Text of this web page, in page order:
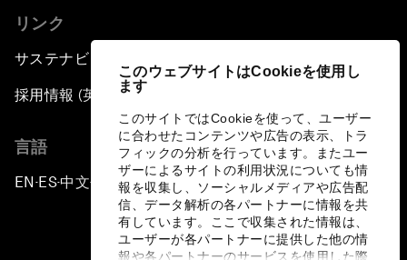
このウェブサイトはCookieを使用し
ます
このサイトではCookieを使って、ユーザー
に合わせたコンテンツや広告の表示、トラ
フィックの分析を行っています。またユー
ザーによるサイトの利用状況についても情
報を収集し、ソーシャルメディアや広告配
信、データ解析の各パートナーに情報を共
有しています。ここで収集された情報は、
ユーザーが各パートナーに提供した他の情
報や各パートナーのサービスを使用した際
リンク
サステナビリティへの取り組み
採用情報 (英語のみ)
言語
EN ▪ES▪中文▪ 日本語